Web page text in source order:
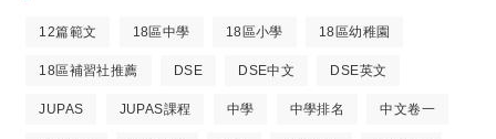
12篇範文 18區中學 18區小學 18區幼稚園
18區補習社推薦 DSE DSE中文 DSE英文
JUPAS JUPAS課程 中學 中學排名 中文卷一